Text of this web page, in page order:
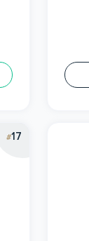
#17